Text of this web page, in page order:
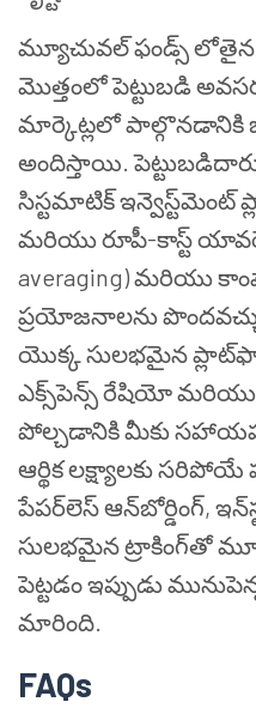
మ్యూచువల్ ఫండ్స్ లోతైన
మొత్తంలో పెట్టుబడి
మార్కెట్లలో పాల్గొనడానికి
అందిస్తాయి.
సిస్టమాటిక్ ఇన్వెస్ట్‌మెంట్
మరియు రూపీ-కాస్ట్
averaging) మరియు
ప్రయోజనాలను
యొక్క సులభమైన
ఎక్స్‌పెన్స్ రేషియో మరియు
పోల్చడానికి మీకు
ఆర్థిక లక్ష్యాలకు సరిపోయే
పేపర్‌లెస్ ఆన్‌బోర్డింగ్,
సులభమైన ట్రాకింగ్‌తో
పెట్టడం ఇప్పుడు
మారింది.
FAQs